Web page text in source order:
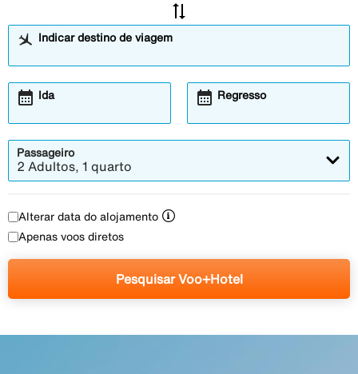
sync_alt
Indicar destino de viagem
Ida
calendar_month Regresso
calendar_month
Passageiro
2 Adultos, 1 quarto
Alterar data do alojamento
Apenas voos diretos
Pesquisar Voo+Hotel